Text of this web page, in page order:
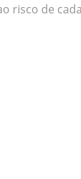
risco de